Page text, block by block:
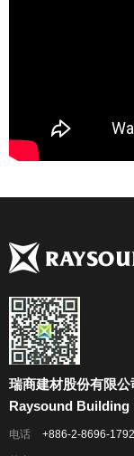
瑞商建材股份有限公
Raysound Building
电话 +886-2-8696-1792